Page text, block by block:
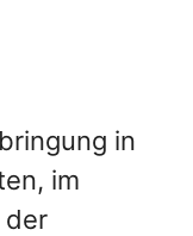
in
im
der